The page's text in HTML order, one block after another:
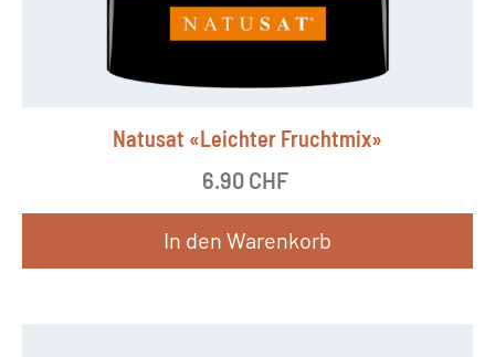
Natusat «Leichter Fruchtmix»
6.90 CHF
In den Warenkorb